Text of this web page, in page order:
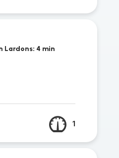
Lardons: 4 min
1